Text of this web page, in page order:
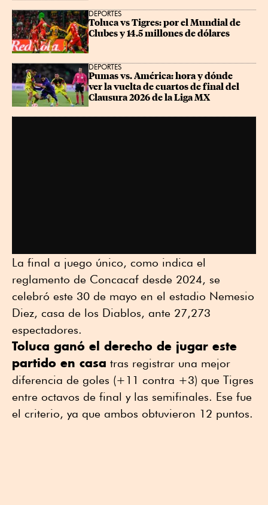
DEPORTES
Toluca vs Tigres: por el Mundial de
Clubes y 14.5 millones de dólares
DEPORTES
Pumas vs. América: hora y dónde
ver la vuelta de cuartos de final del
Clausura 2026 de la Liga MX
La final a juego único, como indica el
reglamento de Concacaf desde 2024, se
celebró este 30 de mayo en el estadio Nemesio
Diez, casa de los Diablos, ante 27,273
espectadores.
Toluca ganó el derecho de jugar este
partido en casa tras registrar una mejor
diferencia de goles (+11 contra +3) que Tigres
entre octavos de final y las semifinales. Ese fue
el criterio, ya que ambos obtuvieron 12 puntos.